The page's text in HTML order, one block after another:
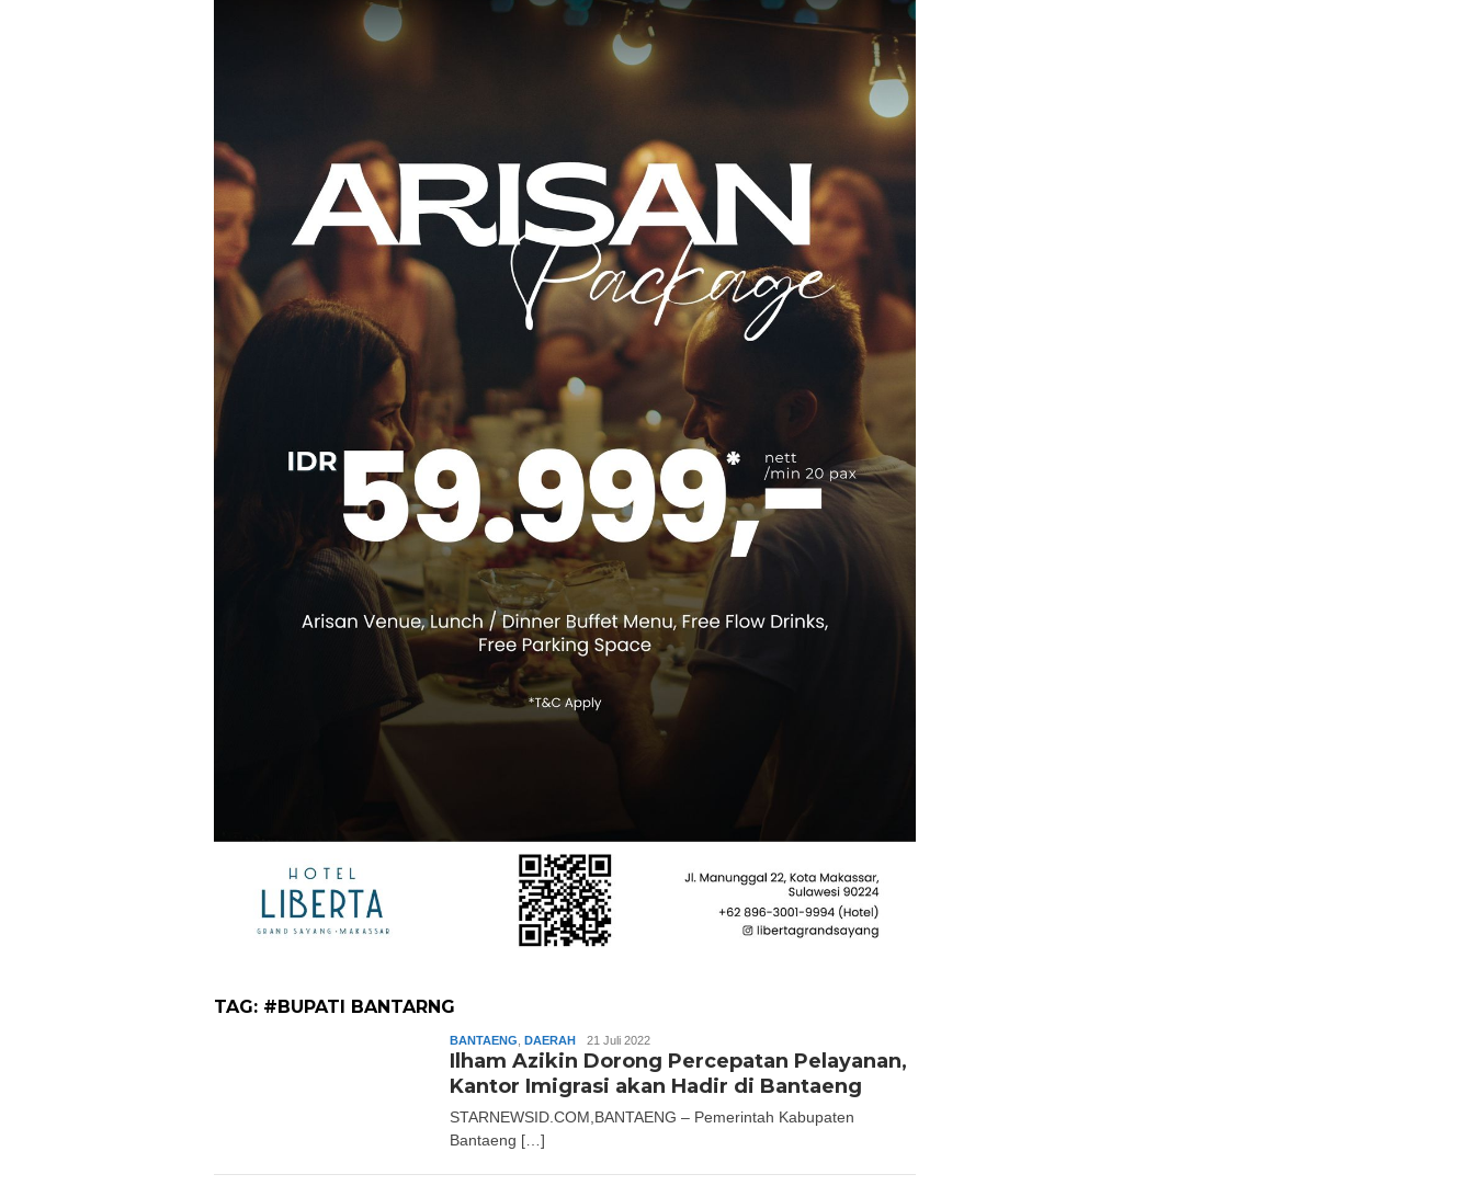
TAG: #BUPATI BANTARNG
BANTAENG DAERAH Slamet
Riady
21 Juli 2022
Ilham Azikin Dorong Percepatan Pelayanan,
Kantor Imigrasi akan Hadir di Bantaeng
STARNEWSID.COM,BANTAENG – Pemerintah Kabupaten
Bantaeng […]